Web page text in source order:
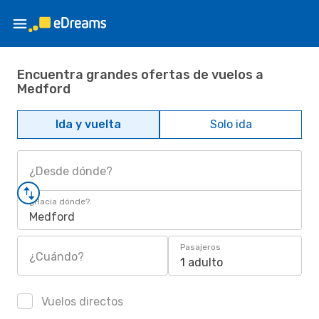
Encuentra grandes ofertas de vuelos a
Medford
Ida y vuelta Solo ida
¿Desde dónde?
¿Hacia dónde?
Medford
¿Cuándo?
Pasajeros
1 adulto
Vuelos directos